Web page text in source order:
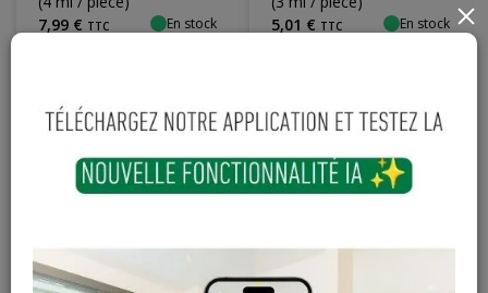
7,99 € TTC En stock
5,01 € TTC En stock
Plaque Gyproc
Habito ABA - 12,5 x metal blanc 40 x 40
×